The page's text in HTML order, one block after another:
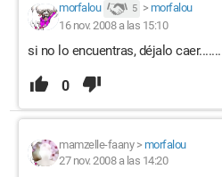
morfalou 5 > morfalou
16 nov. 2008 a las 15:10
si no lo encuentras, déjalo
0
mamzelle-faany> morfalou
27 nov. 2008 a las 14:20